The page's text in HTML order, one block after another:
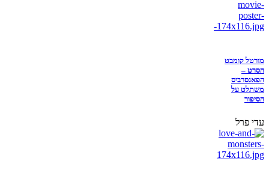
מורטל קומבט
הסרט –
הפאנסרביס
משתלט על
הסיפור
עדי פרל